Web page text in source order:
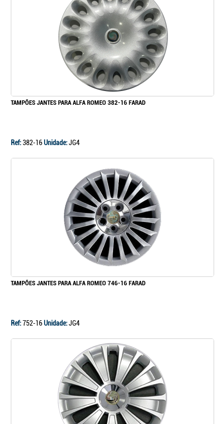
TAMPÕES JANTES PARA ALFA ROMEO 382-16 FARAD
Ref:382-16Unidade:JG4
TAMPÕES JANTES PARA ALFA ROMEO 746-16 FARAD
Ref:752-16Unidade:JG4